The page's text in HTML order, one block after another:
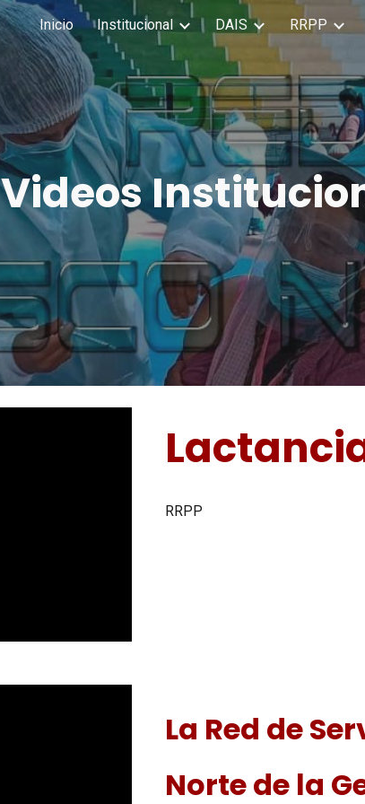
Skip to main content
Inicio Institucional DAIS RRPP
Videos
RRPP
La Red de
Norte de la